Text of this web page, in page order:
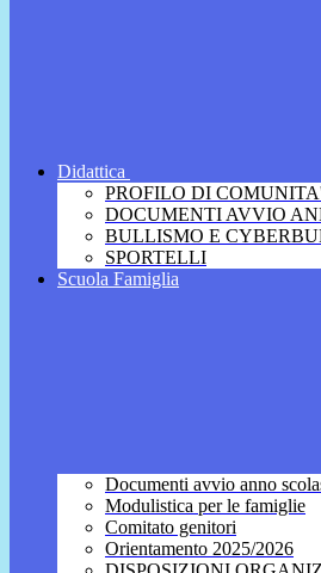
Didattica
PROFILO DI
DOCUMENTI AVVIO
BULLISMO E
SPORTELLI
Scuola Famiglia
Documenti avvio anno
Modulistica per le famiglie
Comitato genitori
Orientamento 2025/2026